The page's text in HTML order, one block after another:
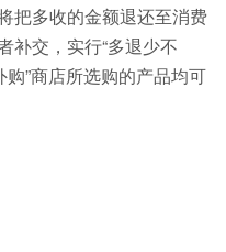
把多收的金额退还至消费
补交，实行“多退少不
购”商店所选购的产品均可